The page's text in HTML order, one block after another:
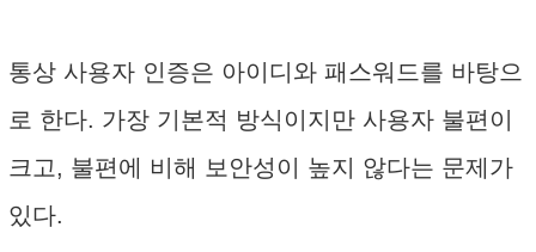
통상 사용자 인증은 아이디와 패스워드를 바탕으
로 한다. 가장 기본적 방식이지만 사용자 불편이
크고, 불편에 비해 보안성이 높지 않다는 문제가
있다.